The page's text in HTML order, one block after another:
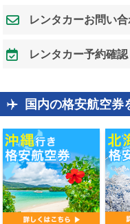
レンタカーお問い
レンタカー予約確
国内の格安航空券